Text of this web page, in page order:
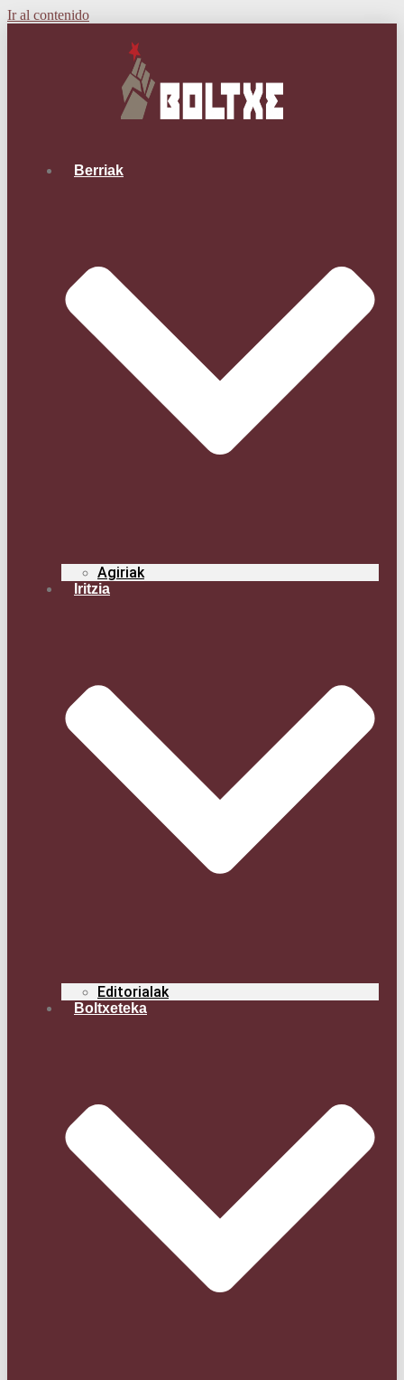
Ir al contenido
Berriak
Agi­riak
Iritzia
Edi­to­ria­lak
Boltxe­te­ka